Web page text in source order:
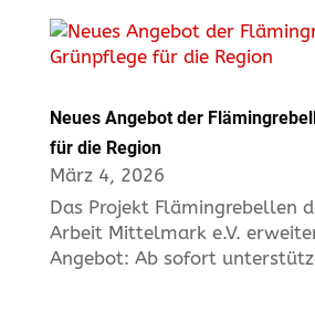
Neues Angebot der
für die Region
März 4, 2026
Das Projekt Flämingrebellen
Arbeit Mittelmark e.V.
Angebot: Ab sofort